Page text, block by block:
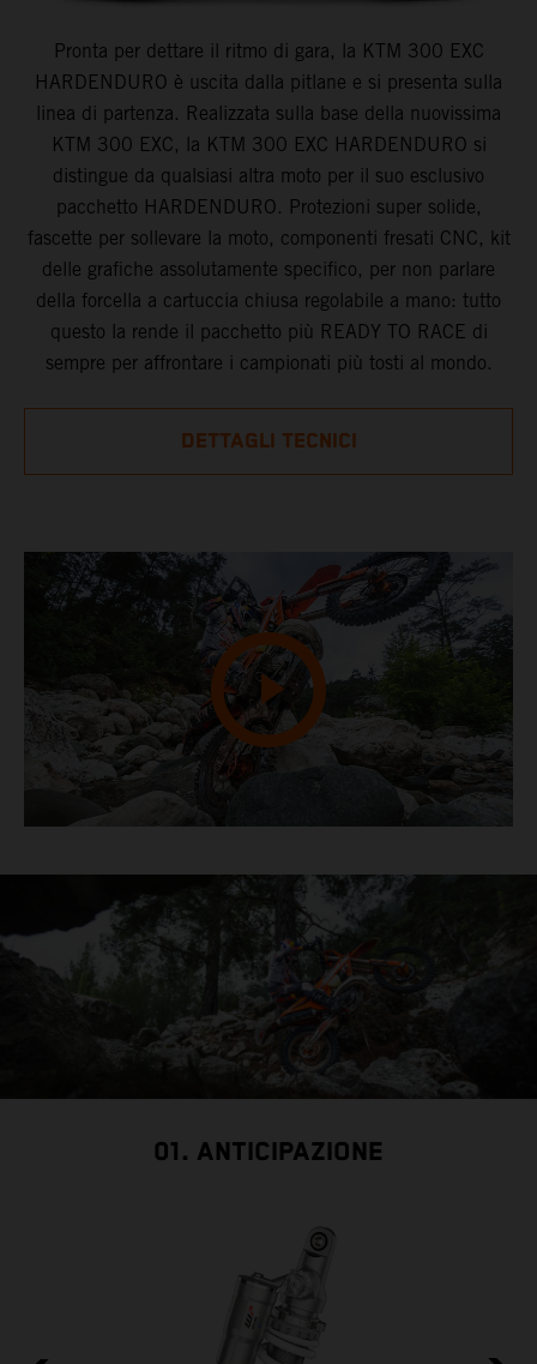
Pronta per dettare il ritmo di gara, la KTM 300 EXC
HARDENDURO è uscita dalla pitlane e si presenta sulla
linea di partenza. Realizzata sulla base della nuovissima
KTM 300 EXC, la KTM 300 EXC HARDENDURO si
distingue da qualsiasi altra moto per il suo esclusivo
pacchetto HARDENDURO. Protezioni super solide,
fascette per sollevare la moto, componenti fresati CNC, kit
delle grafiche assolutamente specifico, per non parlare
della forcella a cartuccia chiusa regolabile a mano: tutto
questo la rende il pacchetto più READY TO RACE di
sempre per affrontare i campionati più tosti al mondo.
DETTAGLI TECNICI
01. ANTICIPAZIONE